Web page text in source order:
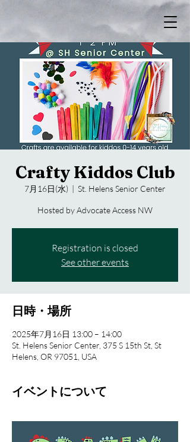
Crafty Kiddos Club
7月16日(水)
  |
St. Helens Senior Center
Hosted by Advocate Access NW
Registration is closed
See other events
日時・場所
2025年7月16日 13:00 – 14:00
St. Helens Senior Center, 375 S 15th St, St
Helens, OR 97051, USA
イベントについて